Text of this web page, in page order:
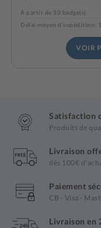
À partir de 50 badge(s)
Délai moyen d'expédition:
VOIR
Satisfaction
Produits de
Livraison
dès 100€
Paiement
CB - Visa -
Livraison en